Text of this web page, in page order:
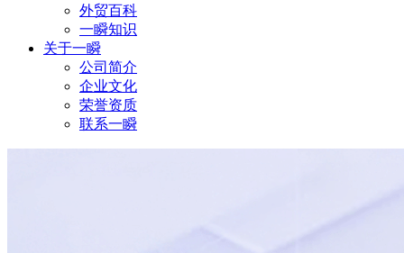
外贸百科
一瞬知识
关于一瞬
公司简介
企业文化
荣誉资质
联系一瞬